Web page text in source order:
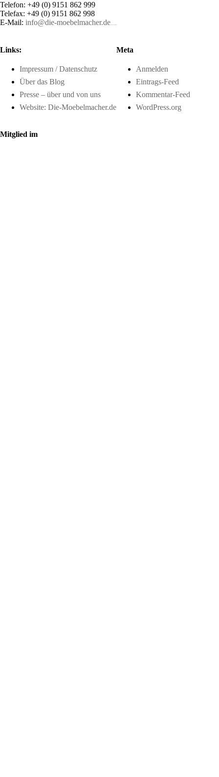
Telefon: +49 (0) 9151 862 999
Telefax: +49 (0) 9151 862 998
E-Mail: info@die-moebelmacher.de
Links:
Impressum / Datenschutz
Über das Blog
Presse – über und von uns
Website: Die-Moebelmacher.de
Meta
Anmelden
Eintrags-Feed
Kommentar-Feed
WordPress.org
Mitglied im